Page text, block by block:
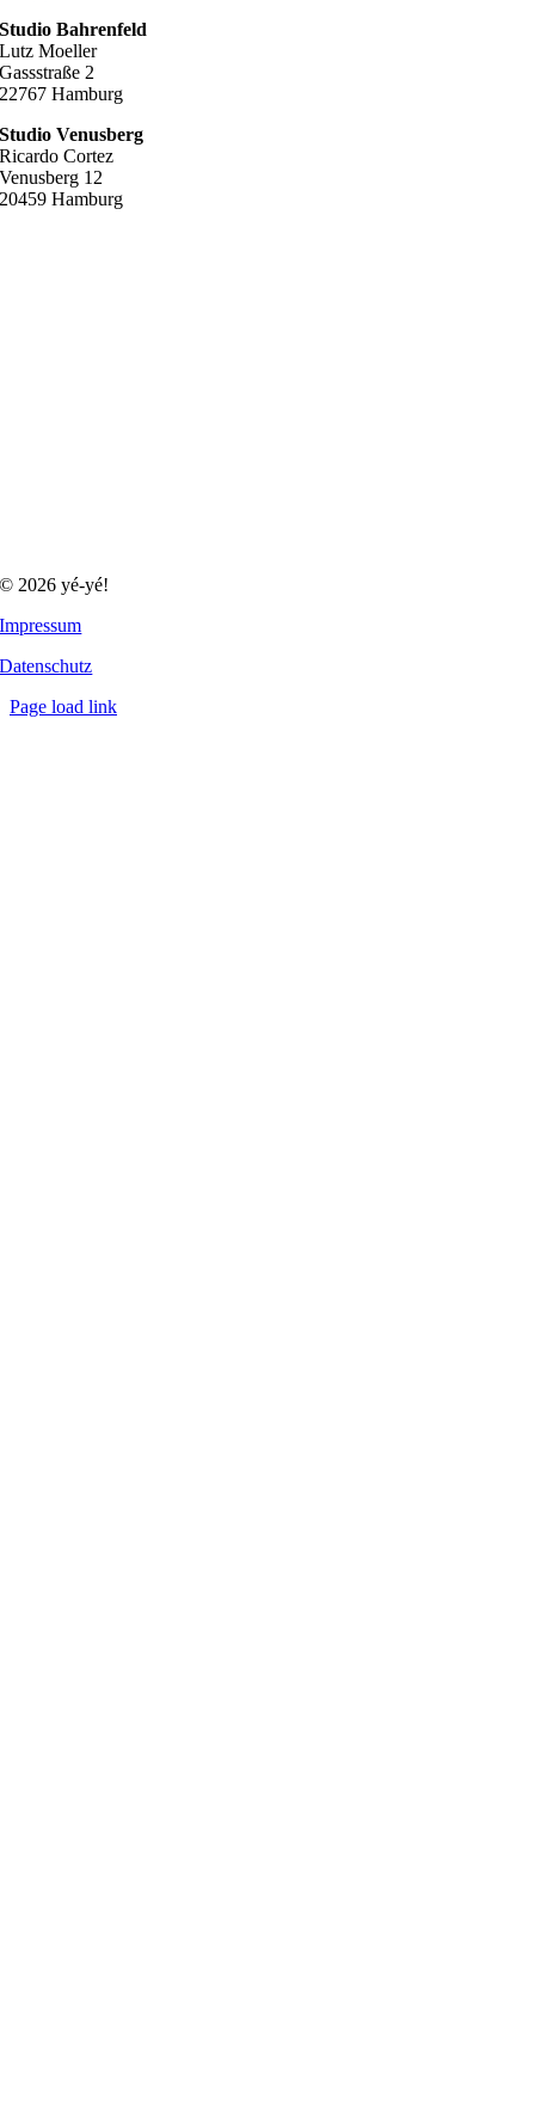
Studio Bahrenfeld
Lutz Moeller
Gassstraße 2
22767 Hamburg
Studio Venusberg
Ricardo Cortez
Venusberg 12
20459 Hamburg
© 2026 yé-yé!
Impressum
Datenschutz
Page load link